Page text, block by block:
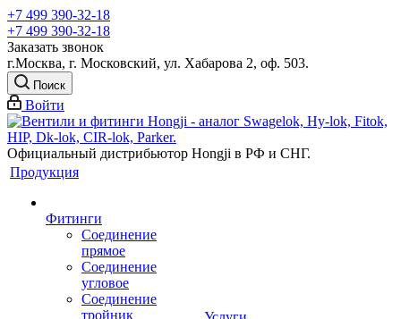
+7 499 390-32-18
+7 499 390-32-18
Заказать звонок
г.Москва, г. Московский, ул. Хабарова 2, оф. 503.
Поиск
Войти
Официальный дистрибьютор Hongji в РФ и СНГ.
Продукция
Фитинги
Соединение
прямое
Соединение
угловое
Соединение
тройник